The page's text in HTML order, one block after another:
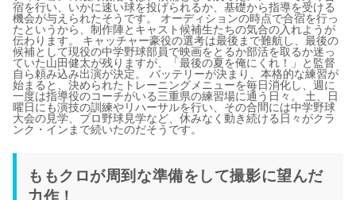
宿を行い、いかに速い球を投げられるか、基礎から指導を受ける
機会が与えられたそうです。 オーディションの時点で合宿を行っ
たというから、制作陣とキャスト候補生たちの気合の入れようが
伝わります。 キャッチャー豪役の選考は最後まで難航し、最後の
候補として現役の中学野球部員で映画をとるか部活を取るか迷っ
ていた山田健太が残りますが、「最後の夏を俺にくれ！」と監督
自ら頼み込み出演が決定。 バッテリーが決まり、本格的な練習が
始まると、決められたトレーニングメニューを毎日消化し、週に
一度は指導役のコーチがいる三重県の練習場に通う日々。 土、日
曜日にも演技の訓練やリハーサルを行い、その合間には中学野球
大会の見学、プロ野球見学など、休みなく動き続ける日々がクラ
ンク・インまで続いたのだそうです。
ももクロが周到な準備をして撮影に望んだ
力作！